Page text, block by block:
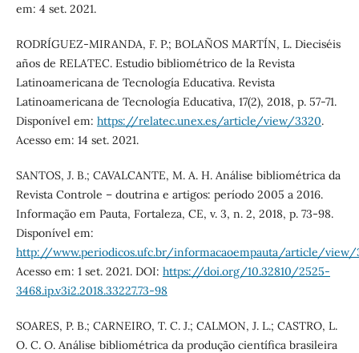
em: 4 set. 2021.
RODRÍGUEZ-MIRANDA, F. P.; BOLAÑOS MARTÍN, L. Dieciséis
años de RELATEC. Estudio bibliométrico de la Revista
Latinoamericana de Tecnología Educativa. Revista
Latinoamericana de Tecnología Educativa, 17(2), 2018, p. 57-71.
Disponível em: https://relatec.unex.es/article/view/3320.
Acesso em: 14 set. 2021.
SANTOS, J. B.; CAVALCANTE, M. A. H. Análise bibliométrica da
Revista Controle – doutrina e artigos: período 2005 a 2016.
Informação em Pauta, Fortaleza, CE, v. 3, n. 2, 2018, p. 73-98.
Disponível em:
http://www.periodicos.ufc.br/informacaoempauta/article/view/
Acesso em: 1 set. 2021. DOI: https://doi.org/10.32810/2525-
3468.ip.v3i2.2018.33227.73-98
SOARES, P. B.; CARNEIRO, T. C. J.; CALMON, J. L.; CASTRO, L.
O. C. O. Análise bibliométrica da produção científica brasileira